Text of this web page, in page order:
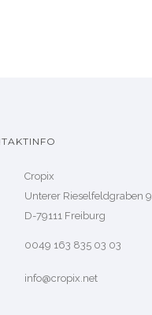
Cropix
Unterer Rieselfeldgraben 9
D-79111 Freiburg
0049 163 835 03 03
info@cropix.net